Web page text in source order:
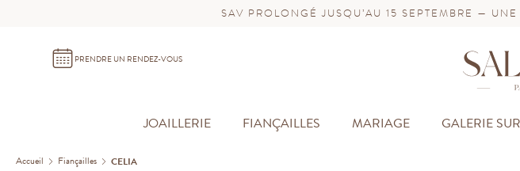
SAV PROLONGÉ JUSQU’AU 15 SEPTEMBRE —
PRENDRE UN RENDEZ-VOUS
JOAILLERIE FIANÇAILLES MARIAGE GALERIE
Accueil Fiançailles CELIA